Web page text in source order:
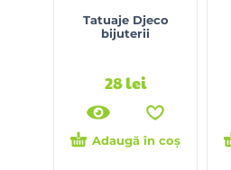
Tatuaje Djeco
bijuterii
28lei
Adaugă în coș